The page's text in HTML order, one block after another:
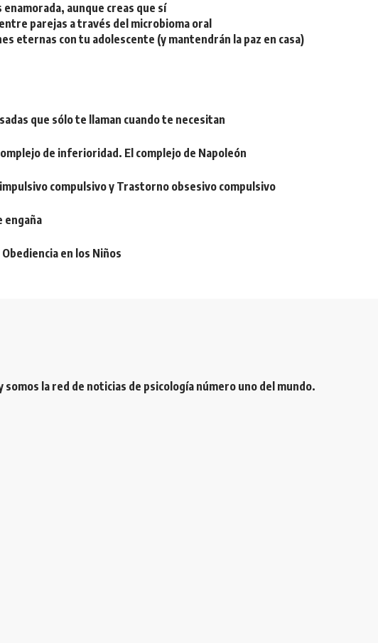
aunque creas que sí
parejas a través del microbioma oral
eternas con tu adolescente (y mantendrán la paz en casa)
que sólo te llaman cuando te necesitan
de inferioridad. El complejo de Napoleón
compulsivo y Trastorno obsesivo compulsivo
engaña
en los Niños
la red de noticias de psicología número uno del mundo.